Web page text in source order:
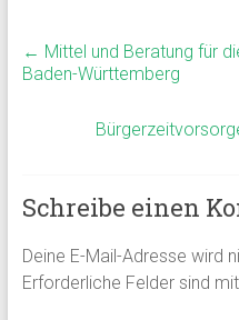
← Mittel und Beratung für
Baden-Württemberg
Schreibe einen
Deine E-Mail-Adresse wird
Erforderliche Felder sind mit